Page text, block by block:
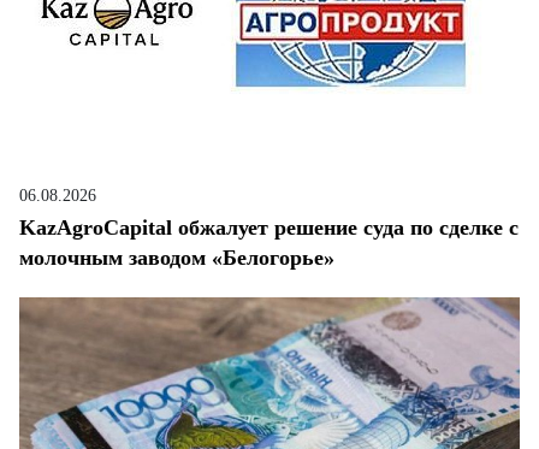
06.08.2026
KazAgroCapital обжалует решение суда по сделке с
молочным заводом «Белогорье»